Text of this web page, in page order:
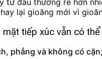
lại gioăng mới vì
tiếp xúc vẫn có
phẳng và không có